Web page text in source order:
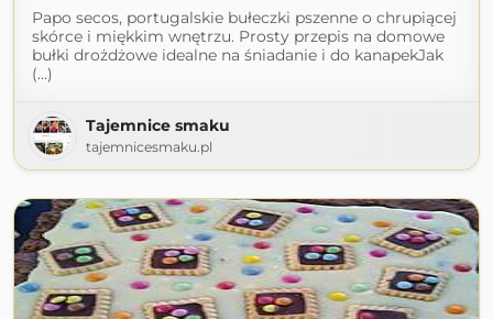
Papo secos, portugalskie bułeczki pszenne o chrupiącej
skórce i miękkim wnętrzu. Prosty przepis na domowe
bułki drożdżowe idealne na śniadanie i do kanapekJak
(...)
Tajemnice smaku
tajemnicesmaku.pl